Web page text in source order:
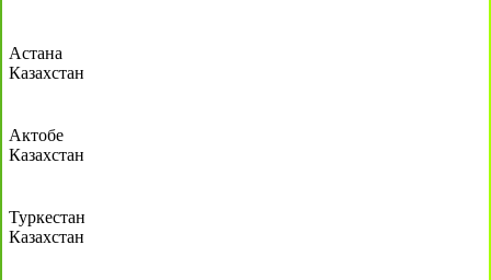
Астана
Казахстан
Актобе
Казахстан
Туркестан
Казахстан